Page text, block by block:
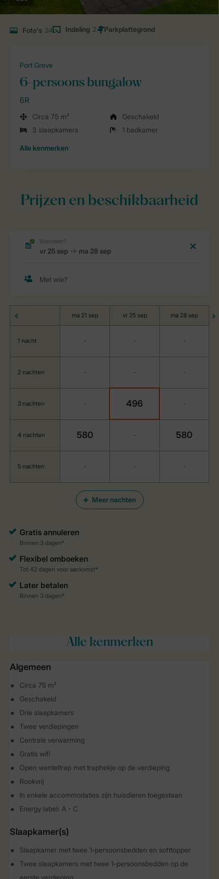
Foto's 24 Indeling 2
Port Greve
6-persoons bungalow
6R
Circa 75 m²
Geschakeld
3 slaapkamers
1 badkamer
Alle kenmerken
Prijzen en beschikbaarheid
Meer nachten
ma 21 sep vr 25 sep ma 28 sep
1 nacht - - -
2 nachten - - -
3 nachten - 496 -
4 nachten 580 - 580
5 nachten - - -
Alle kenmerken
Algemeen
Circa 75 m²
Geschakeld
Drie slaapkamers
Twee verdiepingen
Centrale verwarming
Gratis wifi
Open wenteltrap met traphekje op de verdieping
Rookvrij
In enkele accommodaties zijn huisdieren toegestaan
Energy label: A - C
Slaapkamer(s)
Slaapkamer met twee 1-persoonsbedden en softtopper
Twee slaapkamers met twee 1-persoonsbedden op de
eerste verdieping